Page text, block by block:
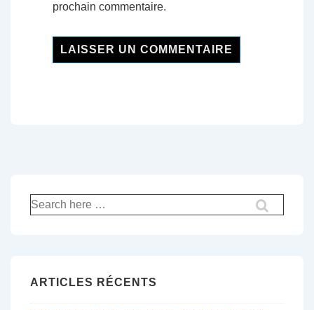
prochain commentaire.
Recherche
pour:
ARTICLES RÉCENTS